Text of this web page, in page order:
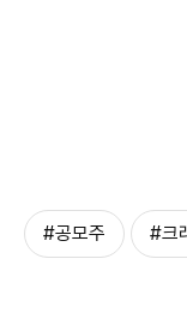
#공모주 #크